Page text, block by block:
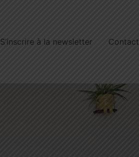
S’inscrire à la newsletter Contact